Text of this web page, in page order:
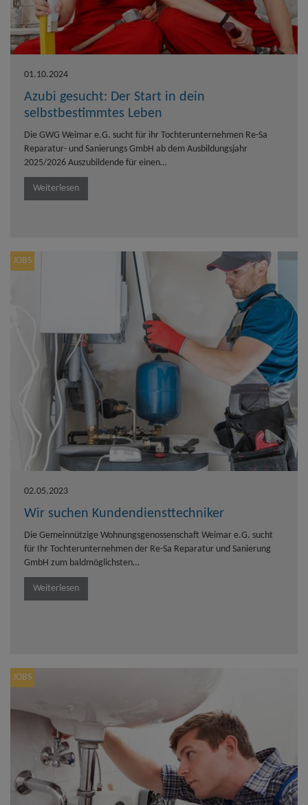
01.10.2024
Azubi gesucht: Der Start in dein
selbstbestimmtes Leben
Die GWG Weimar e.G. sucht für ihr Tochterunternehmen Re-Sa
Reparatur- und Sanierungs GmbH ab dem Ausbildungsjahr
2025/2026 Auszubildende für einen…
Weiterlesen
JOBS
02.05.2023
Wir suchen Kundendiensttechniker
Die Gemeinnützige Wohnungsgenossenschaft Weimar e.G. sucht
für Ihr Tochterunternehmen der Re-Sa Reparatur und Sanierung
GmbH zum baldmöglichsten…
Weiterlesen
JOBS